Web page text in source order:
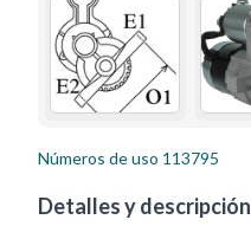
Números de uso 113795
Detalles y descripción